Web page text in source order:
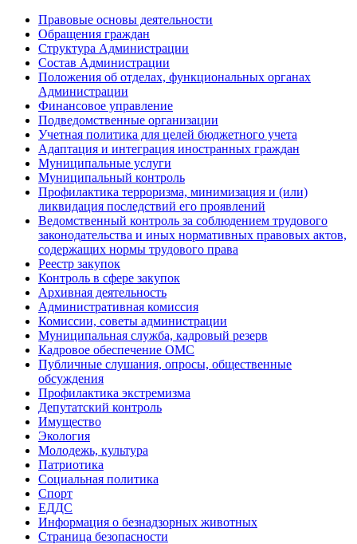
Правовые основы деятельности
Обращения граждан
Структура Администрации
Состав Администрации
Положения об отделах, функциональных органах
Администрации
Финансовое управление
Подведомственные организации
Учетная политика для целей бюджетного учета
Адаптация и интеграция иностранных граждан
Муниципальные услуги
Муниципальный контроль
Профилактика терроризма, минимизация и (или)
ликвидация последствий его проявлений
Ведомственный контроль за соблюдением трудового
законодательства и иных нормативных правовых актов,
содержащих нормы трудового права
Реестр закупок
Контроль в сфере закупок
Архивная деятельность
Административная комиссия
Комиссии, советы администрации
Муниципальная служба, кадровый резерв
Кадровое обеспечение ОМС
Публичные слушания, опросы, общественные
обсуждения
Профилактика экстремизма
Депутатский контроль
Имущество
Экология
Молодежь, культура
Патриотика
Социальная политика
Спорт
ЕДДС
Информация о безнадзорных животных
Страница безопасности